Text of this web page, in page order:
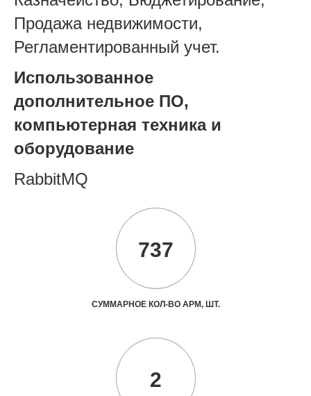
Продажа недвижимости,
Регламентированный учет.
Использованное
дополнительное ПО,
компьютерная техника и
оборудование
RabbitMQ
737
СУММАРНОЕ КОЛ-ВО АРМ, ШТ.
2